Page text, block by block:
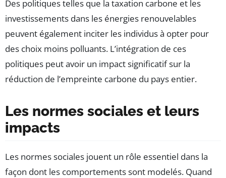
Des politiques telles que la taxation carbone et les
investissements dans les énergies renouvelables
peuvent également inciter les individus à opter pour
des choix moins polluants. L’intégration de ces
politiques peut avoir un impact significatif sur la
réduction de l’empreinte carbone du pays entier.
Les normes sociales et leurs
impacts
Les normes sociales jouent un rôle essentiel dans la
façon dont les comportements sont modelés. Quand